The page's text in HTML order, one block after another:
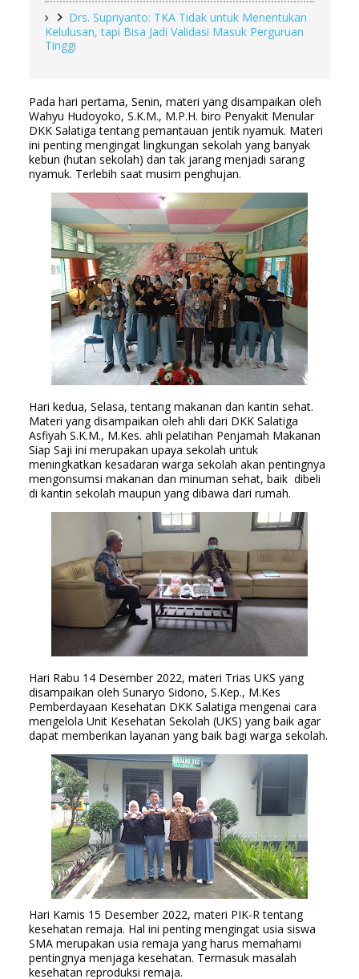
Drs. Supriyanto: TKA Tidak untuk Menentukan
Kelulusan, tapi Bisa Jadi Validasi Masuk Perguruan
Tinggi
Pada hari pertama, Senin, materi yang disampaikan oleh
Wahyu Hudoyoko, S.K.M., M.P.H. biro Penyakit Menular
DKK Salatiga tentang pemantauan jentik nyamuk. Materi
ini penting mengingat lingkungan sekolah yang banyak
kebun (hutan sekolah) dan tak jarang menjadi sarang
nyamuk. Terlebih saat musim penghujan.
Hari kedua, Selasa, tentang makanan dan kantin sehat.
Materi yang disampaikan oleh ahli dari DKK Salatiga
Asfiyah S.K.M., M.Kes. ahli pelatihan Penjamah Makanan
Siap Saji ini merupakan upaya sekolah untuk
meningkatkan kesadaran warga sekolah akan pentingnya
mengonsumsi makanan dan minuman sehat, baik  dibeli
di kantin sekolah maupun yang dibawa dari rumah.
Hari Rabu 14 Desember 2022, materi Trias UKS yang
disampaikan oleh Sunaryo Sidono, S.Kep., M.Kes
Pemberdayaan Kesehatan DKK Salatiga mengenai cara
mengelola Unit Kesehatan Sekolah (UKS) yang baik agar
dapat memberikan layanan yang baik bagi warga sekolah.
Hari Kamis 15 Desember 2022, materi PIK-R tentang
kesehatan remaja. Hal ini penting mengingat usia siswa
SMA merupakan usia remaja yang harus memahami
pentingnya menjaga kesehatan. Termasuk masalah
kesehatan reproduksi remaja.